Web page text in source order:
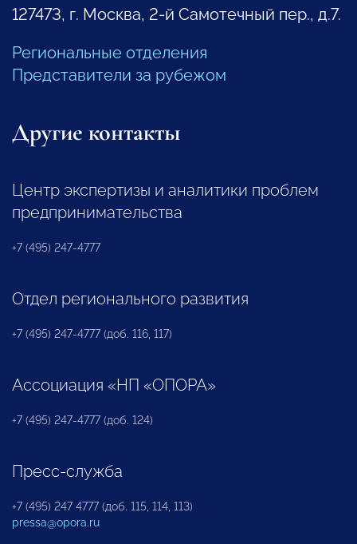
127473, г. Москва, 2-й Самотечный пер., д.7.
Региональные отделения
Представители за рубежом
Другие контакты
Центр экспертизы и аналитики проблем
предпринимательства
+7 (495) 247-4777
Отдел регионального развития
+7 (495) 247-4777 (доб. 116, 117)
Ассоциация «НП «ОПОРА»
+7 (495) 247-4777 (доб. 124)
Пресс-служба
+7 (495) 247 4777 (доб. 115, 114, 113)
pressa@opora.ru